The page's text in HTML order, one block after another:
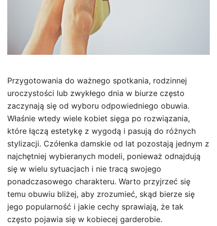
Przygotowania do ważnego spotkania, rodzinnej
uroczystości lub zwykłego dnia w biurze często
zaczynają się od wyboru odpowiedniego obuwia.
Właśnie wtedy wiele kobiet sięga po rozwiązania,
które łączą estetykę z wygodą i pasują do różnych
stylizacji. Czółenka damskie od lat pozostają jednym z
najchętniej wybieranych modeli, ponieważ odnajdują
się w wielu sytuacjach i nie tracą swojego
ponadczasowego charakteru. Warto przyjrzeć się
temu obuwiu bliżej, aby zrozumieć, skąd bierze się
jego popularność i jakie cechy sprawiają, że tak
często pojawia się w kobiecej garderobie.